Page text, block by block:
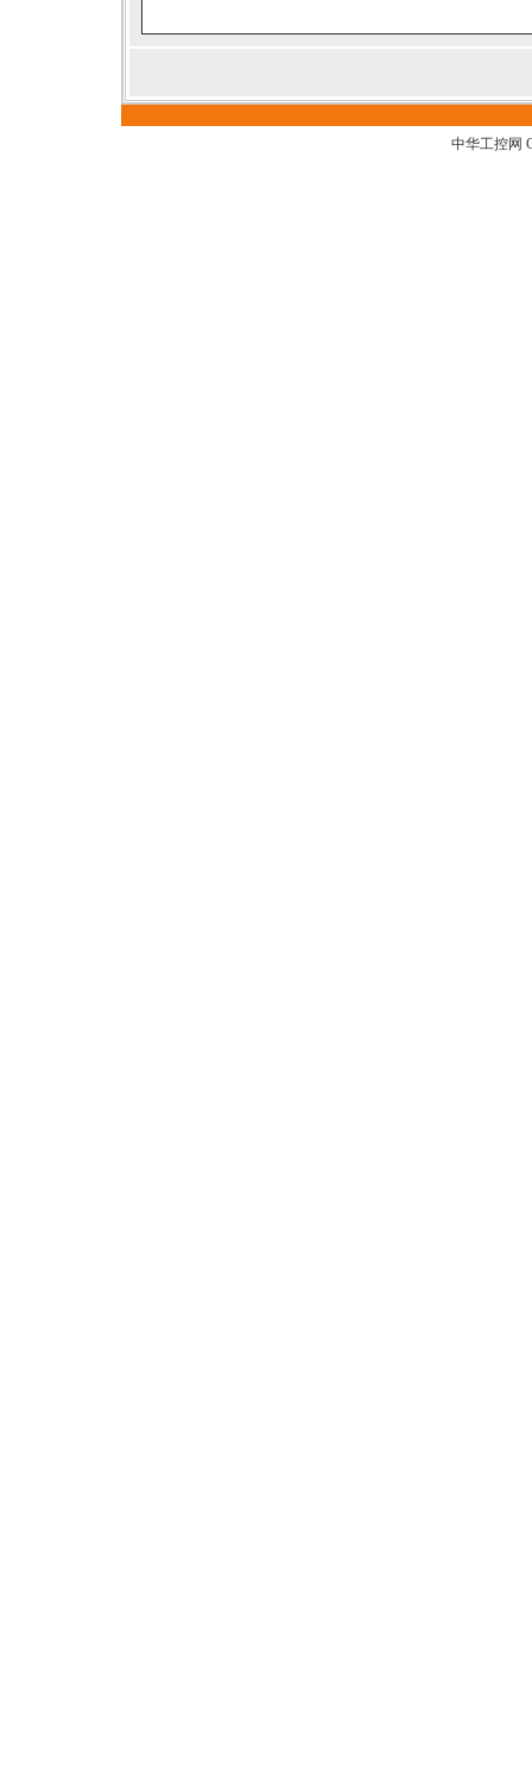
中华工控网